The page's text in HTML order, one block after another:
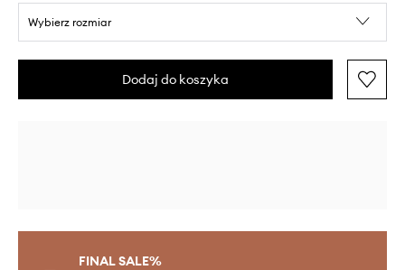
Wybierz rozmiar
Dodaj do koszyka
FINAL SALE%